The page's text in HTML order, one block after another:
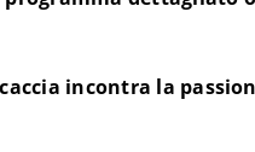
incontra la